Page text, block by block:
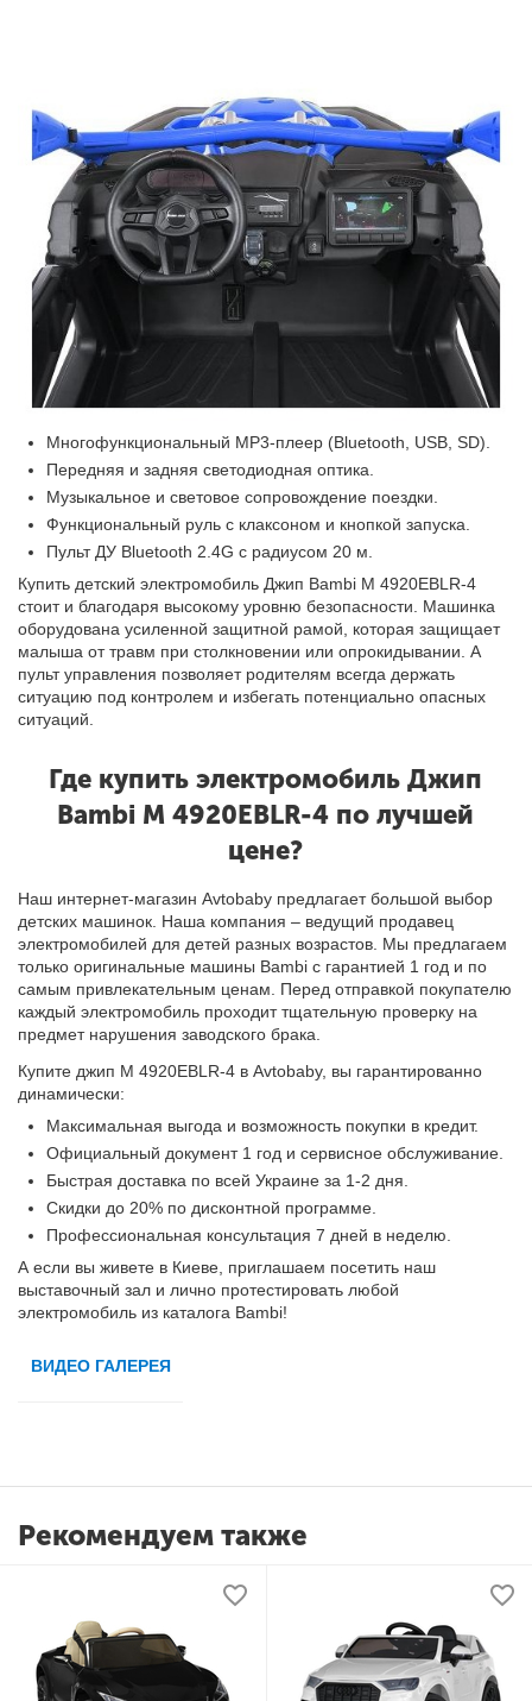
Многофункциональный MP3-плеер (Bluetooth, USB, SD).
Передняя и задняя светодиодная оптика.
Музыкальное и световое сопровождение поездки.
Функциональный руль с клаксоном и кнопкой запуска.
Пульт ДУ Bluetooth 2.4G с радиусом 20 м.
Купить детский электромобиль Джип Bambi M 4920EBLR-4
стоит и благодаря высокому уровню безопасности. Машинка
оборудована усиленной защитной рамой, которая защищает
малыша от травм при столкновении или опрокидывании. А
пульт управления позволяет родителям всегда держать
ситуацию под контролем и избегать потенциально опасных
ситуаций.
Где купить электромобиль Джип
Bambi M 4920EBLR-4 по лучшей
цене?
Наш интернет-магазин Avtobaby предлагает большой выбор
детских машинок. Наша компания – ведущий продавец
электромобилей для детей разных возрастов. Мы предлагаем
только оригинальные машины Bambi с гарантией 1 год и по
самым привлекательным ценам. Перед отправкой покупателю
каждый электромобиль проходит тщательную проверку на
предмет нарушения заводского брака.
Купите джип M 4920EBLR-4 в Avtobaby, вы гарантированно
динамически:
Максимальная выгода и возможность покупки в кредит.
Официальный документ 1 год и сервисное обслуживание.
Быстрая доставка по всей Украине за 1-2 дня.
Скидки до 20% по дисконтной программе.
Профессиональная консультация 7 дней в неделю.
А если вы живете в Киеве, приглашаем посетить наш
выставочный зал и лично протестировать любой
электромобиль из каталога Bambi!
ВИДЕО ГАЛЕРЕЯ
Рекомендуем также